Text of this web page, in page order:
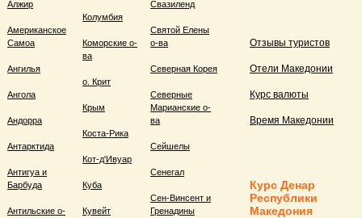
Алжир
Американское
Самоа
Ангилья
Ангола
Андорра
Антарктида
Антигуа и
Барбуда
Антильские о-
Колумбия
Коморские о-
ва
о. Крит
Крым
Коста-Рика
Кот-д'Ивуар
Куба
Кувейт
Свазиленд
Святой Елены
о-ва
Северная Корея
Северные
Марианские о-
ва
Сейшелы
Сенегал
Сен-Винсент и
Гренадины
Отзывы туристов
Отели Македонии
Курс валюты
Время Македонии
Курс Денар
Республики
Македония